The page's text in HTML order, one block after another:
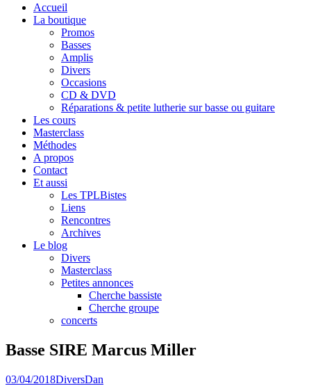
Accueil
La boutique
Promos
Basses
Amplis
Divers
Occasions
CD & DVD
Réparations & petite lutherie sur basse ou guitare
Les cours
Masterclass
Méthodes
A propos
Contact
Et aussi
Les TPLBistes
Liens
Rencontres
Archives
Le blog
Divers
Masterclass
Petites annonces
Cherche bassiste
Cherche groupe
concerts
Basse SIRE Marcus Miller
03/04/2018DiversDan